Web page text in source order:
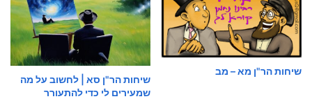
שיחות הר"ן מא – מב
שיחות הר"ן סא | לחשוב על מה
שמעירים לי כדי להתעורר